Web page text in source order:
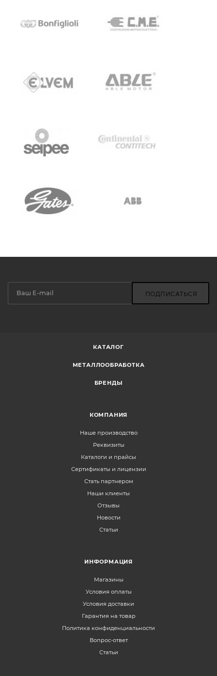
ПОДПИСАТЬСЯ
КАТАЛОГ
МЕТАЛЛООБРАБОТКА
БРЕНДЫ
КОМПАНИЯ
Наше производство
Реквизиты
Каталоги и прайсы
Сертификаты и лицензии
Стать партнером
Наши клиенты
Отзывы
Новости
Статьи
ИНФОРМАЦИЯ
Магазины
Условия оплаты
Условия доставки
Гарантия на товар
Политика конфиденциальности
Вопрос-ответ
Статьи